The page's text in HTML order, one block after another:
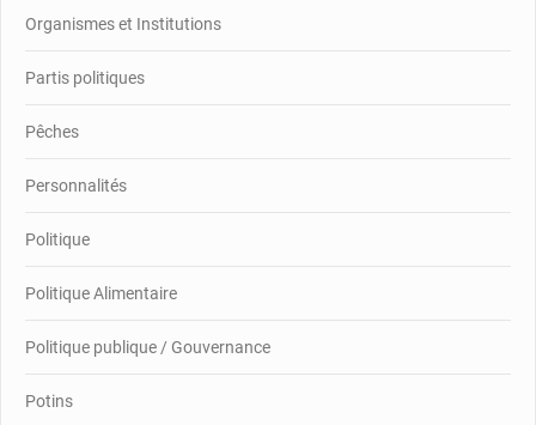
Organismes et Institutions
Partis politiques
Pêches
Personnalités
Politique
Politique Alimentaire
Politique publique / Gouvernance
Potins